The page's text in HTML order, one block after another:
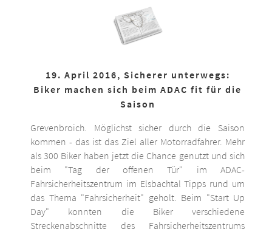
19. April 2016, Sicherer unterwegs:
Biker machen sich beim ADAC fit für die
Saison
Grevenbroich. Möglichst sicher durch die Saison
kommen - das ist das Ziel aller Motorradfahrer. Mehr
als 300 Biker haben jetzt die Chance genutzt und sich
beim "Tag der offenen Tür" im ADAC-
Fahrsicherheitszentrum im Elsbachtal Tipps rund um
das Thema "Fahrsicherheit" geholt. Beim "Start Up
Day" konnten die Biker verschiedene
Streckenabschnitte des Fahrsicherheitszentrums